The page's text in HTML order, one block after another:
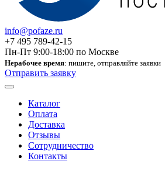
info@pofaze.ru
+7 495 789-42-15
Пн-Пт 9:00-18:00 по Москве
Нерабочее время: пишите, отправляйте заявки
Отправить заявку
Каталог
Оплата
Доставка
Отзывы
Сотрудничество
Контакты